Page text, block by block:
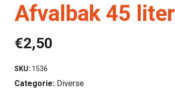
Afvalbak 45 liter
€2,50
SKU: 1536
Categorie: Diverse